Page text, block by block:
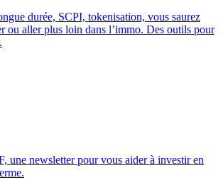
durée, SCPI, tokenisation, vous saurez
ou aller plus loin dans l’immo. Des outils pour
une newsletter pour vous aider à investir en